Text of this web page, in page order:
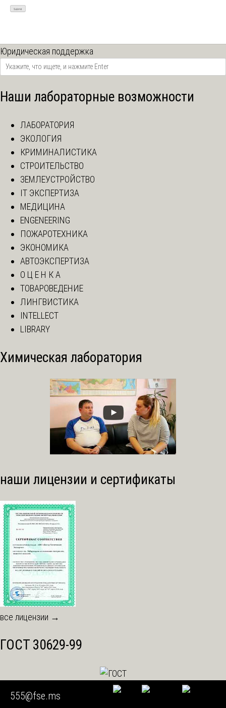
Юридическая поддержка
Наши лабораторные возможности
ЛАБОРАТОРИЯ
ЭКОЛОГИЯ
КРИМИНАЛИСТИКА
СТРОИТЕЛЬСТВО
ЗЕМЛЕУСТРОЙСТВО
IT ЭКСПЕРТИЗА
МЕДИЦИНА
ENGENEERING
ПОЖАРОТЕХНИКА
ЭКОНОМИКА
АВТОЭКСПЕРТИЗА
О Ц Е Н К А
ТОВАРОВЕДЕНИЕ
ЛИНГВИСТИКА
INTELLECT
LIBRARY
Химическая лаборатория
наши лицензии и сертификаты
все лицензии →
ГОСТ 30629-99
ГОСТ Р 59529-2021
555@fse.ms